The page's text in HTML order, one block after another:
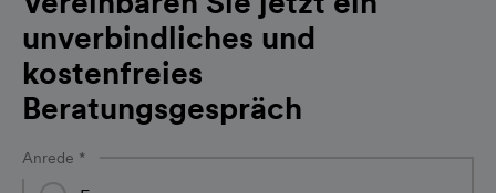
unverbindliches und
kostenfreies
Beratungsgespräch
Anrede *